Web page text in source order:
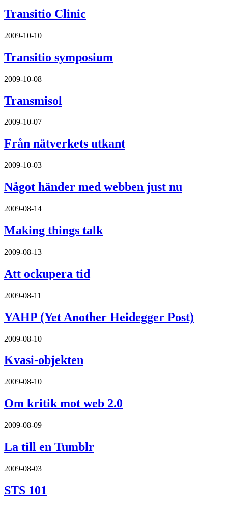
Transitio Clinic
2009-10-10
Transitio symposium
2009-10-08
Transmisol
2009-10-07
Från nätverkets utkant
2009-10-03
Något händer med webben just nu
2009-08-14
Making things talk
2009-08-13
Att ockupera tid
2009-08-11
YAHP (Yet Another Heidegger Post)
2009-08-10
Kvasi-objekten
2009-08-10
Om kritik mot web 2.0
2009-08-09
La till en Tumblr
2009-08-03
STS 101